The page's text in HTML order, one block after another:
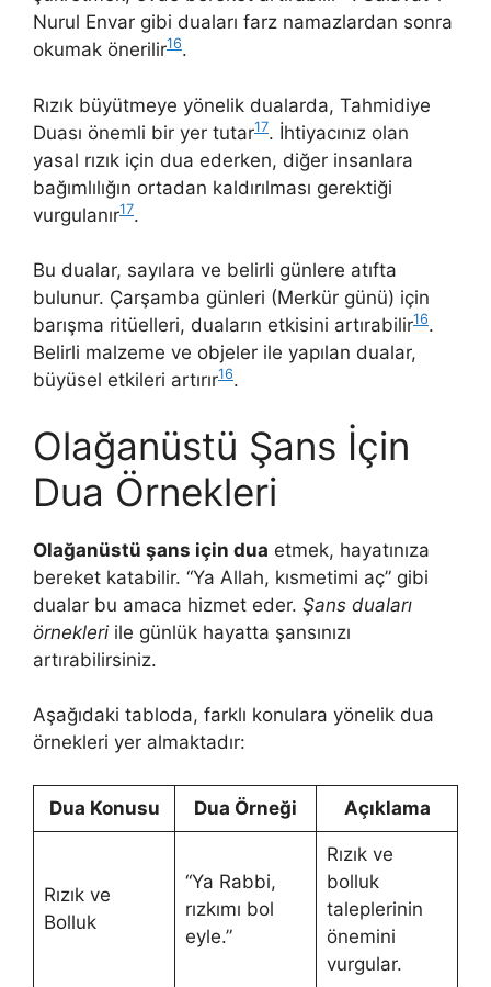
Nurul Envar gibi duaları farz namazlardan sonra
okumak önerilir16.
Rızık büyütmeye yönelik dualarda, Tahmidiye
Duası önemli bir yer tutar17. İhtiyacınız olan
yasal rızık için dua ederken, diğer insanlara
bağımlılığın ortadan kaldırılması gerektiği
vurgulanır17.
Bu dualar, sayılara ve belirli günlere atıfta
bulunur. Çarşamba günleri (Merkür günü) için
barışma ritüelleri, duaların etkisini artırabilir16.
Belirli malzeme ve objeler ile yapılan dualar,
büyüsel etkileri artırır16.
Olağanüstü Şans İçin
Dua Örnekleri
Olağanüstü şans için dua etmek, hayatınıza
bereket katabilir. “Ya Allah, kısmetimi aç” gibi
dualar bu amaca hizmet eder. Şans duaları
örnekleri ile günlük hayatta şansınızı
artırabilirsiniz.
Aşağıdaki tabloda, farklı konulara yönelik dua
örnekleri yer almaktadır:
Dua Konusu Dua Örneği Açıklama
Rızık ve
Bolluk
“Ya Rabbi,
rızkımı bol
eyle.”
Rızık ve
bolluk
taleplerinin
önemini
vurgular.